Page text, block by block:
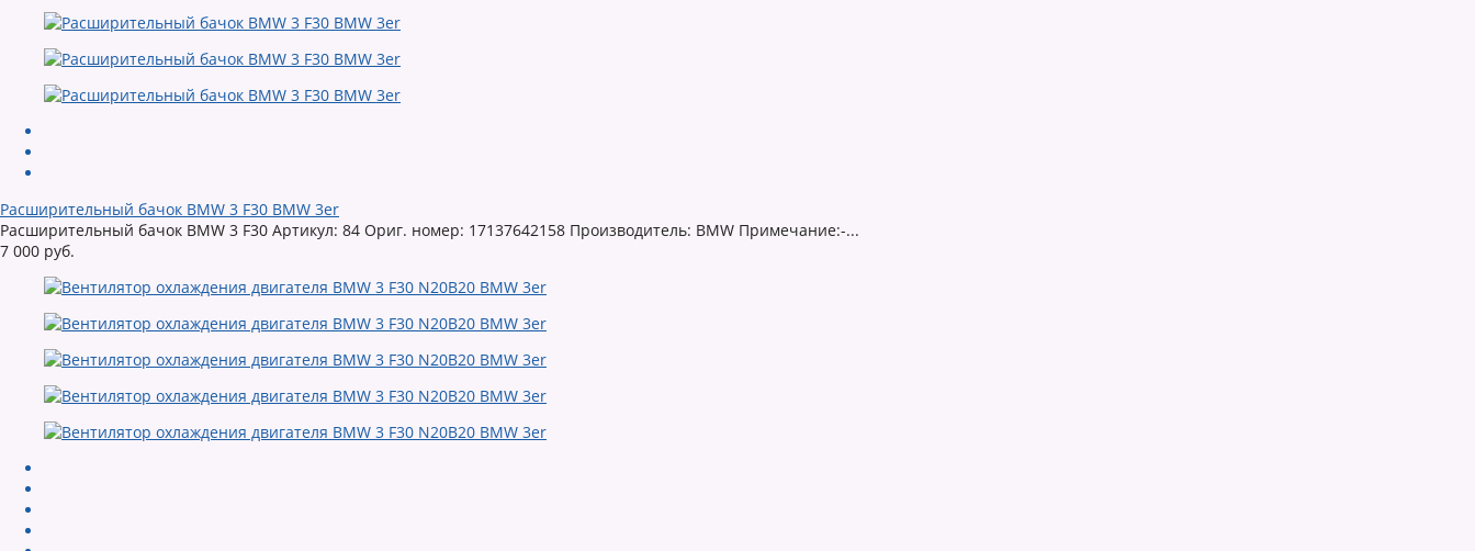
Расширительный бачок BMW 3 F30 BMW 3er
Расширительный бачок BMW 3 F30 Артикул: 84 Ориг. номер: 17137642158 Производитель: BMW Примечание:-...
7 000 руб.